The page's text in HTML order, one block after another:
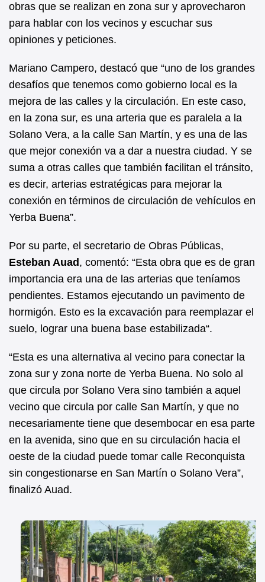
obras que se realizan en zona sur y aprovecharon
para hablar con los vecinos y escuchar sus
opiniones y peticiones.
Mariano Campero, destacó que “uno de los grandes
desafíos que tenemos como gobierno local es la
mejora de las calles y la circulación. En este caso,
en la zona sur, es una arteria que es paralela a la
Solano Vera, a la calle San Martín, y es una de las
que mejor conexión va a dar a nuestra ciudad. Y se
suma a otras calles que también facilitan el tránsito,
es decir, arterias estratégicas para mejorar la
conexión en términos de circulación de vehículos en
Yerba Buena”.
Por su parte, el secretario de Obras Públicas,
Esteban Auad , comentó: “Esta obra que es de gran
importancia era una de las arterias que teníamos
pendientes. Estamos ejecutando un pavimento de
hormigón. Esto es la excavación para reemplazar el
suelo, lograr una buena base estabilizada“.
“Esta es una alternativa al vecino para conectar la
zona sur y zona norte de Yerba Buena. No solo al
que circula por Solano Vera sino también a aquel
vecino que circula por calle San Martín, y que no
necesariamente tiene que desembocar en esa parte
en la avenida, sino que en su circulación hacia el
oeste de la ciudad puede tomar calle Reconquista
sin congestionarse en San Martín o Solano Vera”,
finalizó Auad.